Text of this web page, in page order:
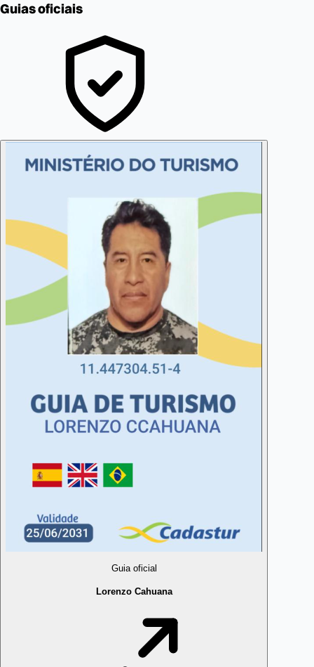
Guias oficiais
Guia oficial
Lorenzo Cahuana